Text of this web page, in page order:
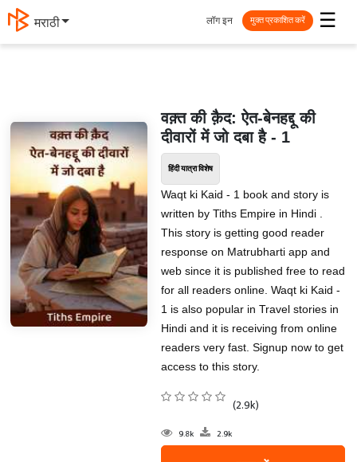
मराठी ☰
लॉग इन मुक्त प्रकाशित करें
वक़्त की क़ैद: ऐत-बेनहद्दू की
दीवारों में जो दबा है - 1
हिंदी यात्रा विशेष
Waqt ki Kaid - 1 book and story is
written by Tiths Empire in Hindi .
This story is getting good reader
response on Matrubharti app and
web since it is published free to read
for all readers online. Waqt ki Kaid -
1 is also popular in Travel stories in
Hindi and it is receiving from online
readers very fast. Signup now to get
access to this story.
(2.9k)
9.8k 2.9k